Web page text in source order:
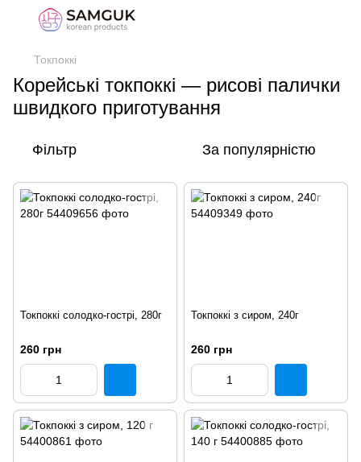
Токпоккі
Корейські токпоккі — рисові палички
швидкого приготування
Фільтр За популярністю
Токпоккі солодко-гострі, 280г
260 грн
Токпоккі з сиром, 240г
260 грн